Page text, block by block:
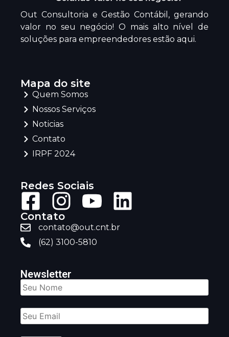
Out Consultoria e Gestão Contábil, gerando
valor no seu negócio! O mais alto nível de
soluções para empreendedores estão aqui.
Mapa do site
Quem Somos
Nossos Serviços
Noticias
Contato
IRPF 2024
Redes Sociais
Contato
contato@out.cnt.br
(62) 3100-5810
Newsletter